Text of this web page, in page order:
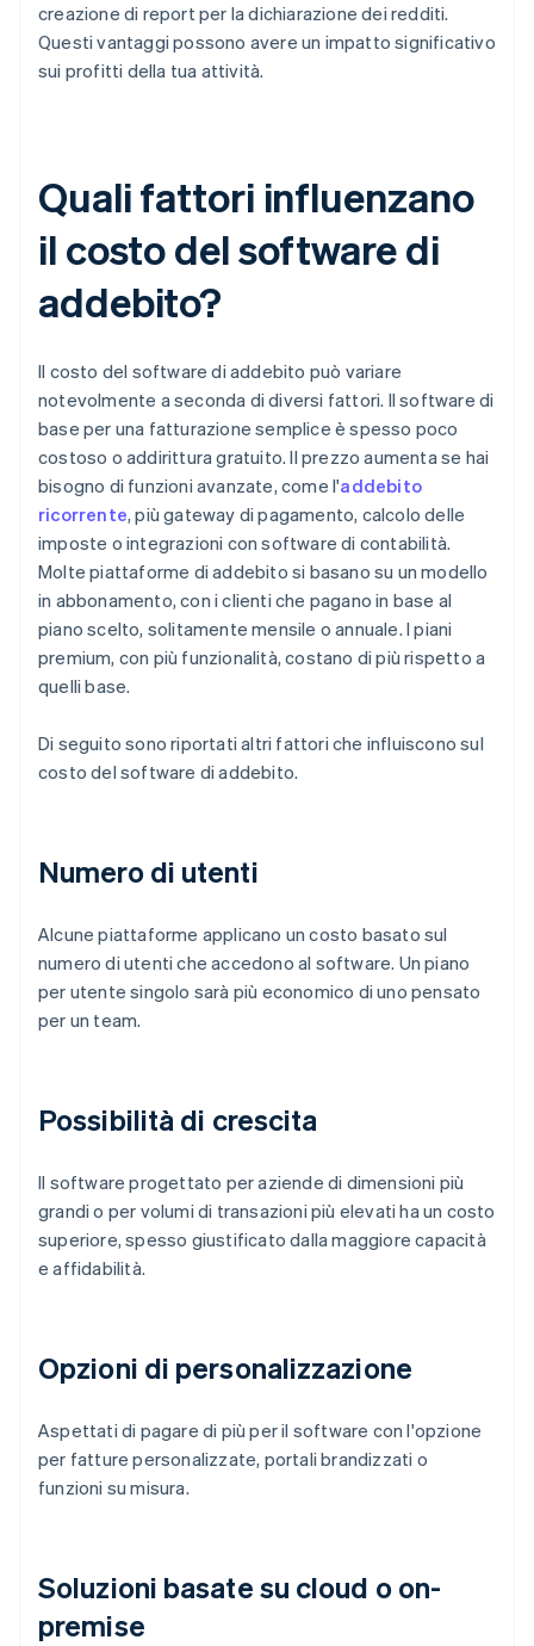
creazione di report per la dichiarazione dei redditi.
Questi vantaggi possono avere un impatto significativo
sui profitti della tua attività.
Quali fattori influenzano
il costo del software di
addebito?
Il costo del software di addebito può variare
notevolmente a seconda di diversi fattori. Il software di
base per una fatturazione semplice è spesso poco
costoso o addirittura gratuito. Il prezzo aumenta se hai
bisogno di funzioni avanzate, come l'addebito
ricorrente, più gateway di pagamento, calcolo delle
imposte o integrazioni con software di contabilità.
Molte piattaforme di addebito si basano su un modello
in abbonamento, con i clienti che pagano in base al
piano scelto, solitamente mensile o annuale. I piani
premium, con più funzionalità, costano di più rispetto a
quelli base.
Di seguito sono riportati altri fattori che influiscono sul
costo del software di addebito.
Numero di utenti
Alcune piattaforme applicano un costo basato sul
numero di utenti che accedono al software. Un piano
per utente singolo sarà più economico di uno pensato
per un team.
Possibilità di crescita
Il software progettato per aziende di dimensioni più
grandi o per volumi di transazioni più elevati ha un costo
superiore, spesso giustificato dalla maggiore capacità
e affidabilità.
Opzioni di personalizzazione
Aspettati di pagare di più per il software con l'opzione
per fatture personalizzate, portali brandizzati o
funzioni su misura.
Soluzioni basate su cloud o on-
premise